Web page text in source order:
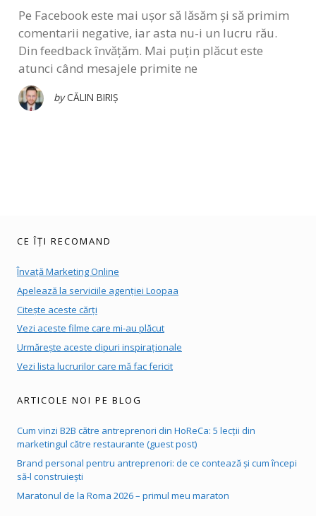
Pe Facebook este mai ușor să lăsăm și să primim
comentarii negative, iar asta nu-i un lucru rău.
Din feedback învățăm. Mai puțin plăcut este
atunci când mesajele primite ne
by CĂLIN BIRIȘ
CE ÎȚI RECOMAND
Învață Marketing Online
Apelează la serviciile agenției Loopaa
Citește aceste cărți
Vezi aceste filme care mi-au plăcut
Urmărește aceste clipuri inspiraționale
Vezi lista lucrurilor care mă fac fericit
ARTICOLE NOI PE BLOG
Cum vinzi B2B către antreprenori din HoReCa: 5 lecții din
marketingul către restaurante (guest post)
Brand personal pentru antreprenori: de ce contează și cum începi
să-l construiești
Maratonul de la Roma 2026 – primul meu maraton